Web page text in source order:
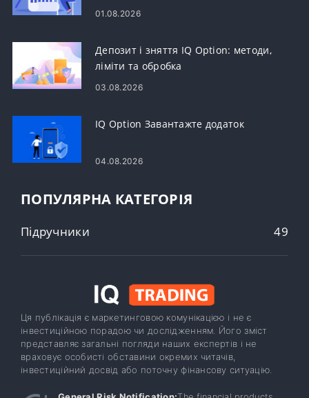
активації
01.08.2026
Депозит і зняття IQ Option: методи,
ліміти та обробка
03.08.2026
IQ Option Завантажте додаток
04.08.2026
ПОПУЛЯРНА КАТЕГОРІЯ
Підручники 49
Ця публікація є маркетинговою комунікацією і не є
інвестиційною порадою чи дослідженням. Його зміст
представляє загальні погляди наших експертів і не
враховує особисті обставини окремих читачів,
інвестиційний досвід або поточну фінансову ситуацію.